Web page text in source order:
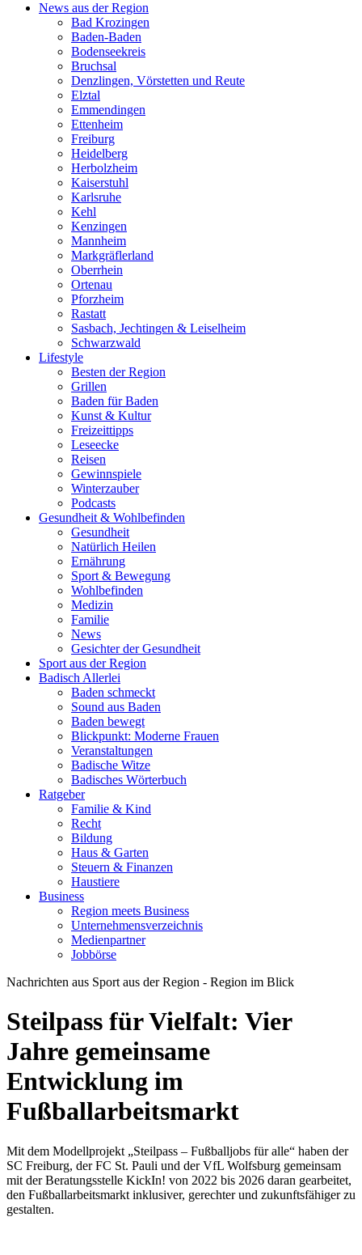
News aus der Region
Bad Krozingen
Baden-Baden
Bodenseekreis
Bruchsal
Denzlingen, Vörstetten und Reute
Elztal
Emmendingen
Ettenheim
Freiburg
Heidelberg
Herbolzheim
Kaiserstuhl
Karlsruhe
Kehl
Kenzingen
Mannheim
Markgräflerland
Oberrhein
Ortenau
Pforzheim
Rastatt
Sasbach, Jechtingen & Leiselheim
Schwarzwald
Lifestyle
Besten der Region
Grillen
Baden für Baden
Kunst & Kultur
Freizeittipps
Leseecke
Reisen
Gewinnspiele
Winterzauber
Podcasts
Gesundheit & Wohlbefinden
Gesundheit
Natürlich Heilen
Ernährung
Sport & Bewegung
Wohlbefinden
Medizin
Familie
News
Gesichter der Gesundheit
Sport aus der Region
Badisch Allerlei
Baden schmeckt
Sound aus Baden
Baden bewegt
Blickpunkt: Moderne Frauen
Veranstaltungen
Badische Witze
Badisches Wörterbuch
Ratgeber
Familie & Kind
Recht
Bildung
Haus & Garten
Steuern & Finanzen
Haustiere
Business
Region meets Business
Unternehmensverzeichnis
Medienpartner
Jobbörse
Nachrichten aus Sport aus der Region - Region im Blick
Steilpass für Vielfalt: Vier
Jahre gemeinsame
Entwicklung im
Fußballarbeitsmarkt
Mit dem Modellprojekt „Steilpass – Fußballjobs für alle“ haben der
SC Freiburg, der FC St. Pauli und der VfL Wolfsburg gemeinsam
mit der Beratungsstelle KickIn! von 2022 bis 2026 daran gearbeitet,
den Fußballarbeitsmarkt inklusiver, gerechter und zukunftsfähiger zu
gestalten.